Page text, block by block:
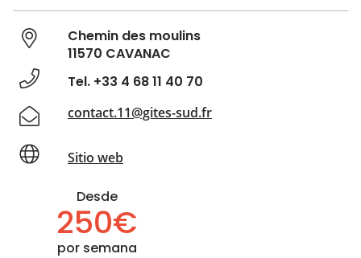
Chemin des moulins
11570 CAVANAC
Tel. +33 4 68 11 40 70
contact.11@gites-sud.fr
Sitio web
Desde
250€
por semana